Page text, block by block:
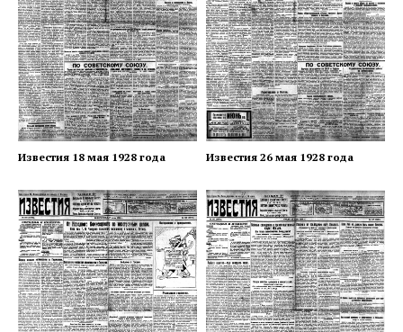
Известия 18 мая 1928 года Известия 26 мая 1928 года